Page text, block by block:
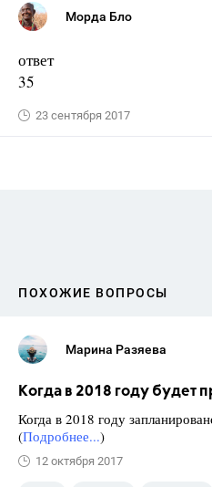
Морда Бло
ответ
35
23 сентября 2017
ПОХОЖИЕ ВОПРОСЫ
Марина Разяева
Когда в 2018 году будет
Когда в 2018 году
(Подробнее...)
12 октября 2017